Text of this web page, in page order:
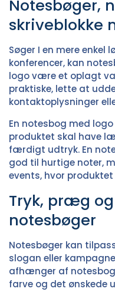
Notesbøger,
skriveblokke
Søger I en mere enkel
konferencer, kan
logovære et oplagt
praktiske, lette at
kontaktoplysninger
En notesbog med
produktet skal have
færdigt udtryk. En
god til hurtige noter,
events, hvor
Tryk, præg
notesbøger
Notesbøger kan
slogan eller
afhænger af
farve og det ønskede